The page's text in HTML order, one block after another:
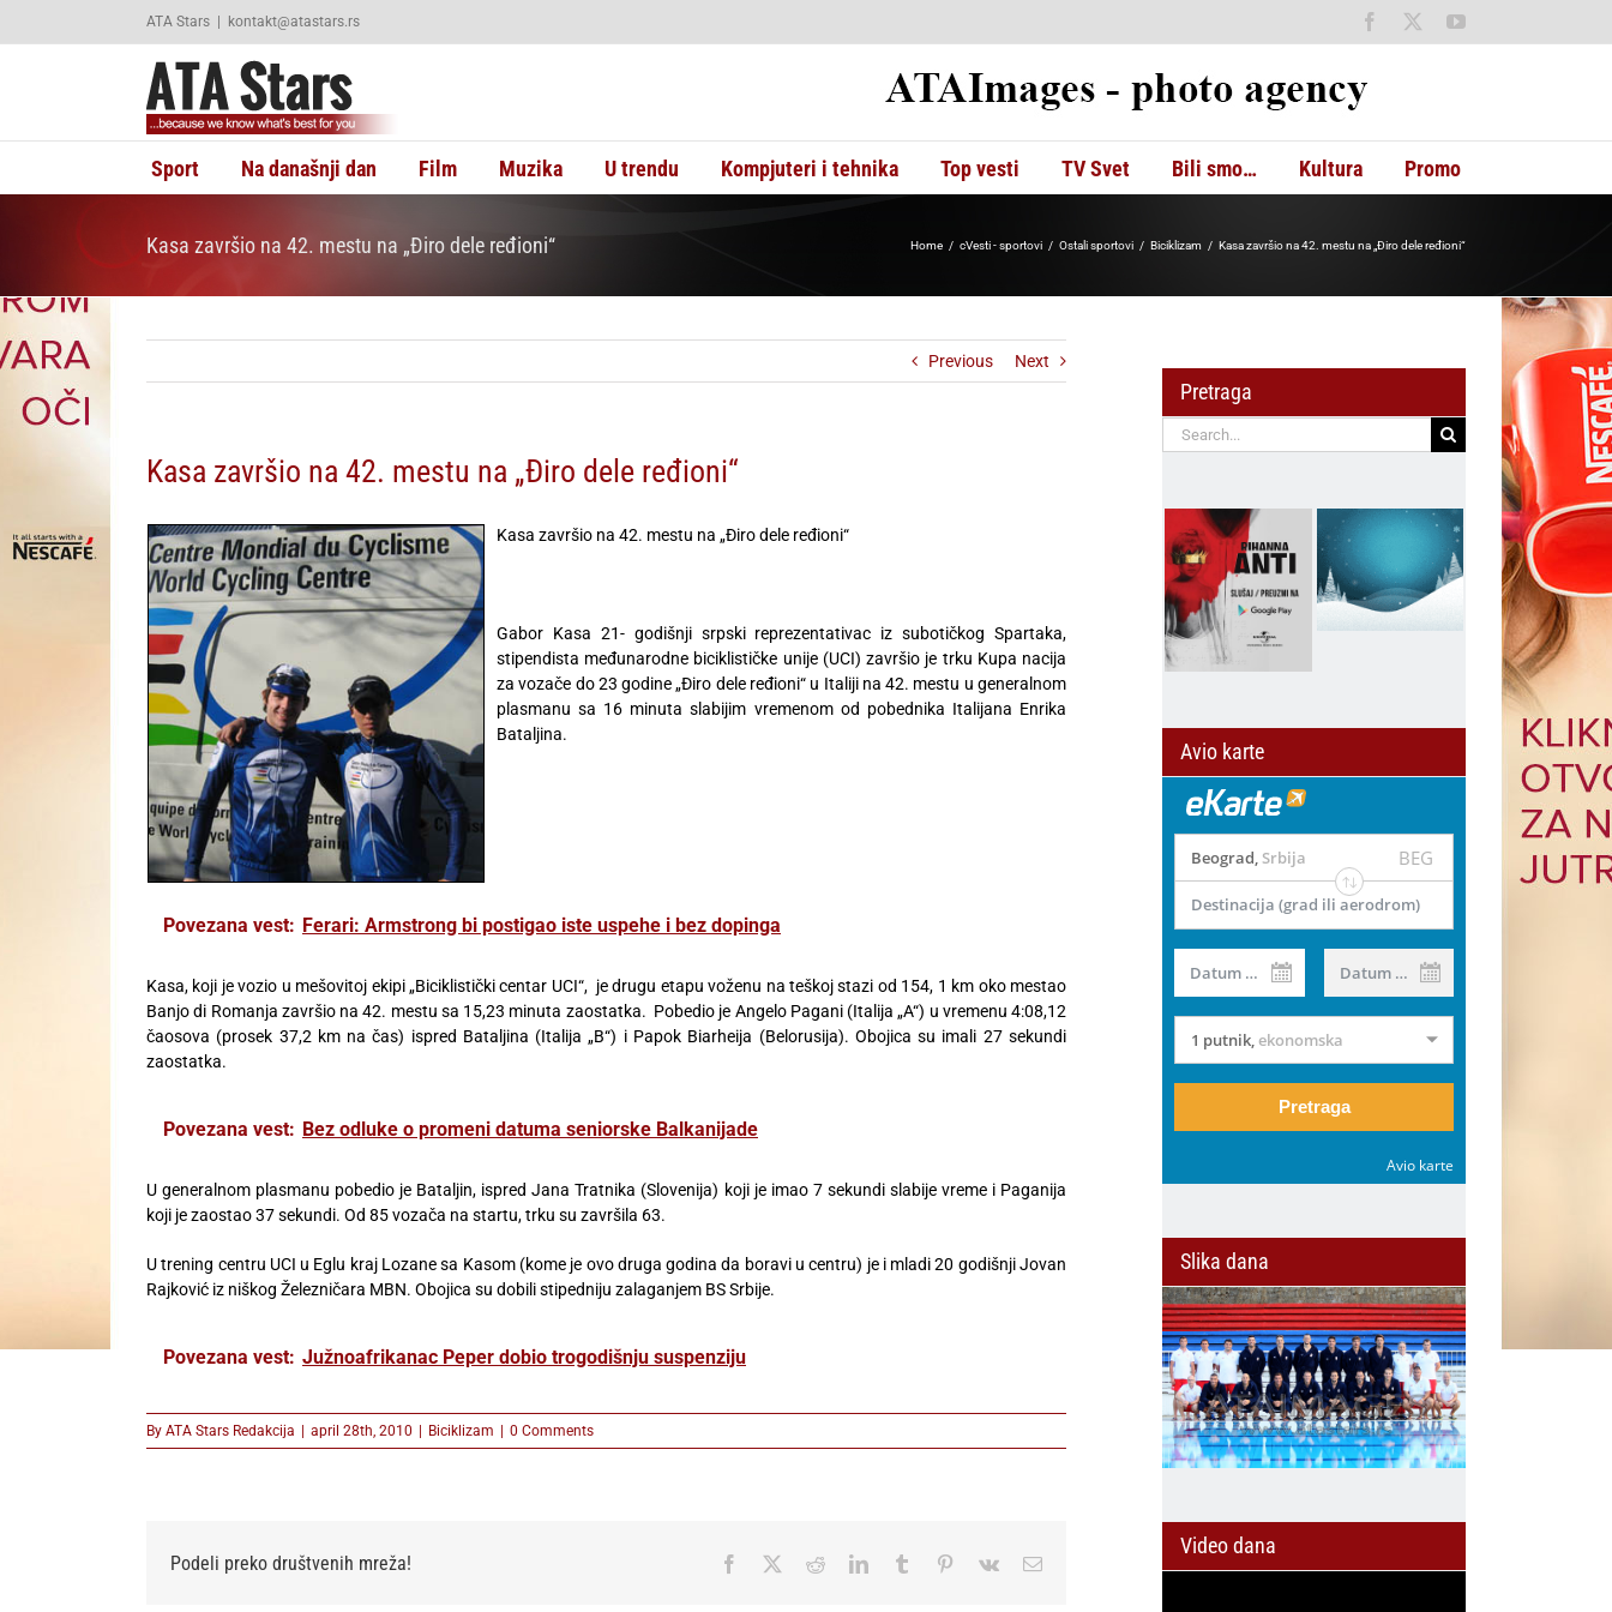
ATA Stars | kontakt@atastars.rs Facebook YouTube
Sport Na današnji dan Film Muzika U trendu Kompjuteri i tehnika Top vesti TV Svet Bili smo… Kultura Promo
Kasa završio na 42. mestu na „Điro dele ređioni“ Home cVesti - sportovi Ostali sportovi Biciklizam Kasa završio na 42. mestu na „Điro dele ređioni“
Previous Next
Kasa završio na 42. mestu na „Điro dele ređioni“
Kasa završio na 42. mestu na „Điro dele ređioni“
Gabor Kasa 21- godišnji srpski reprezentativac iz subotičkog Spartaka,
stipendista međunarodne biciklističke unije (UCI) završio je trku Kupa nacija
za vozače do 23 godine „Điro dele ređioni“ u Italiji na 42. mestu u generalnom
plasmanu sa 16 minuta slabijim vremenom od pobednika Italijana Enrika
Bataljina.
Povezana vest: Ferari: Armstrong bi postigao iste uspehe i bez dopinga
Kasa, koji je vozio u mešovitoj ekipi „Biciklistički centar UCI“, je drugu etapu voženu na teškoj stazi od 154, 1 km oko mestao
Banjo di Romanja završio na 42. mestu sa 15,23 minuta zaostatka. Pobedio je Angelo Pagani (Italija „A“) u vremenu 4:08,12
čaosova (prosek 37,2 km na čas) ispred Bataljina (Italija „B“) i Papok Biarheija (Belorusija). Obojica su imali 27 sekundi
zaostatka.
Povezana vest: Bez odluke o promeni datuma seniorske Balkanijade
U generalnom plasmanu pobedio je Bataljin, ispred Jana Tratnika (Slovenija) koji je imao 7 sekundi slabije vreme i Paganija
koji je zaostao 37 sekundi. Od 85 vozača na startu, trku su završila 63.
U trening centru UCI u Eglu kraj Lozane sa Kasom (kome je ovo druga godina da boravi u centru) je i mladi 20 godišnji Jovan
Rajković iz niškog Železničara MBN. Obojica su dobili stipedniju zalaganjem BS Srbije.
Povezana vest: Južnoafrikanac Peper dobio trogodišnju suspenziju
By ATA Stars Redakcija april 28th, 2010 Biciklizam 0 Comments
Podeli preko društvenih mreža! Facebook RedditLinkedInTumblr Pinterest
Vk Email
Pretraga
Search
for:
Avio karte
Beograd, Srbija BEG
Destinacija (grad ili aerodrom)
Datum od Datum do
1 putnik,ekonomska
Pretraga
Avio karte
Slika dana
Video dana